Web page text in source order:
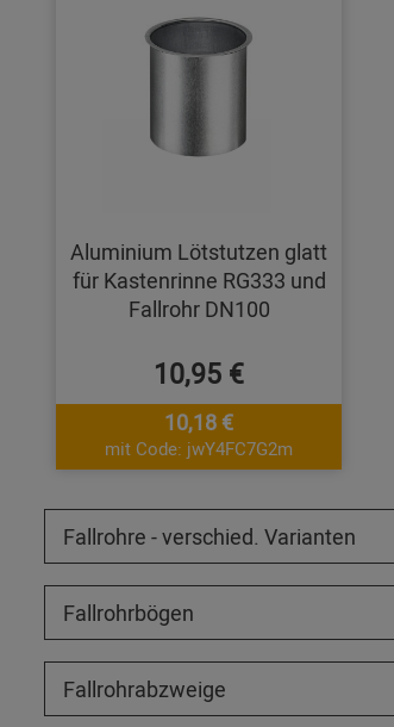
Aluminium Lötstutzen glatt
für Kastenrinne RG333 und
Fallrohr DN100
10,95 €
10,18 €
mit Code: jwY4FC7G2m
Fallrohre - verschied. Varianten
Fallrohrbögen
Fallrohrabzweige